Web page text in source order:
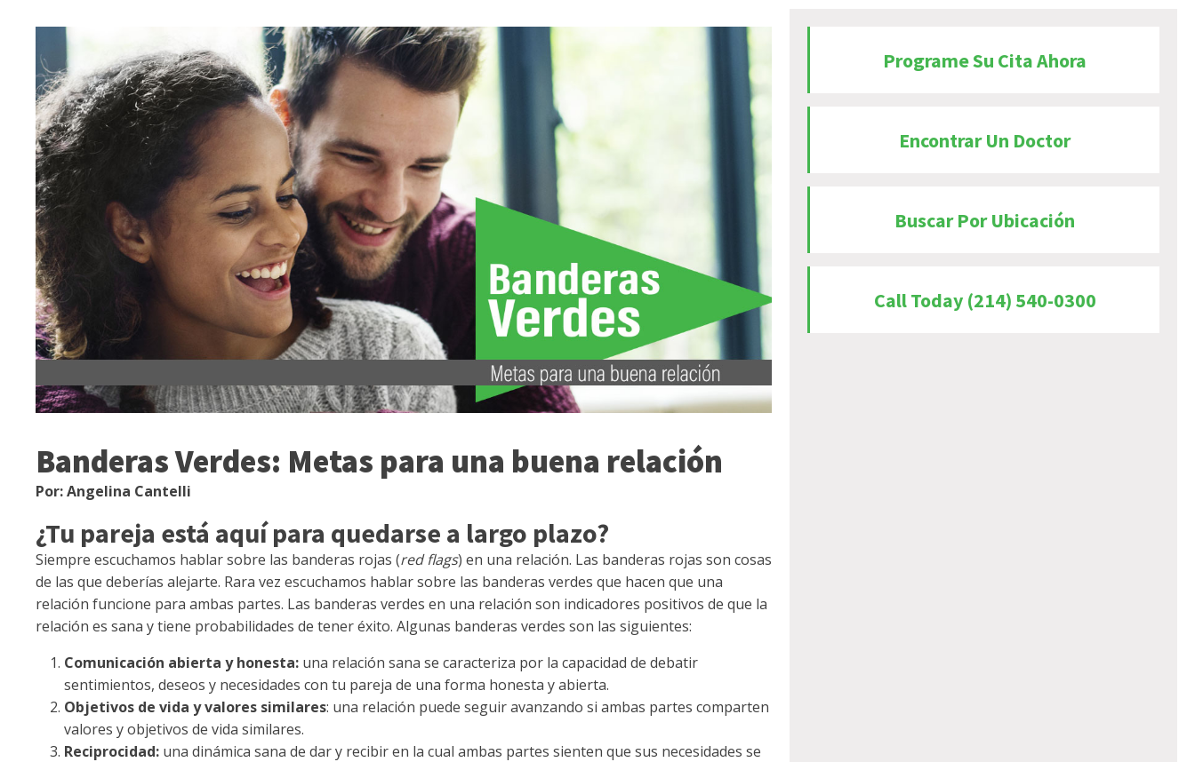
Banderas Verdes: Metas para una buena relación
Por: Angelina Cantelli
¿Tu pareja está aquí para quedarse a largo plazo?
Siempre escuchamos hablar sobre las banderas rojas (red flags) en una relación. Las banderas rojas son cosas
de las que deberías alejarte. Rara vez escuchamos hablar sobre las banderas verdes que hacen que una
relación funcione para ambas partes. Las banderas verdes en una relación son indicadores positivos de que la
relación es sana y tiene probabilidades de tener éxito. Algunas banderas verdes son las siguientes:
Comunicación abierta y honesta: una relación sana se caracteriza por la capacidad de debatir
sentimientos, deseos y necesidades con tu pareja de una forma honesta y abierta.
Objetivos de vida y valores similares: una relación puede seguir avanzando si ambas partes comparten
valores y objetivos de vida similares.
Reciprocidad: una dinámica sana de dar y recibir en la cual ambas partes sienten que sus necesidades se
Programe Su Cita Ahora
Encontrar Un Doctor
Buscar Por Ubicación
Call Today (214) 540-0300